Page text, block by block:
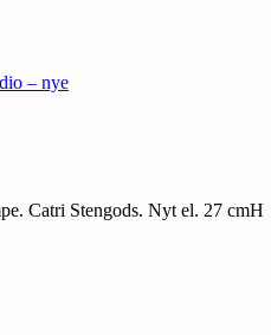
– nye
Catri Stengods. Nyt el. 27 cmH